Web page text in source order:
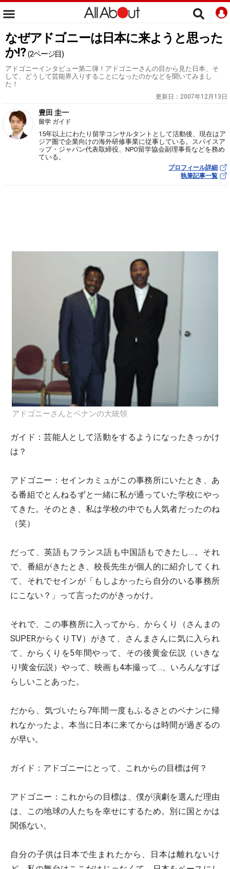
なぜアドゴニーは日本に来ようと思った
か!? (2ページ目)
アドゴニーインタビュー第二弾！アドゴニーさんの目から見た日本、そ
して、どうして芸能界入りすることになったのかなどを聞いてみまし
た！
更新日： 2007年12月13日
豊田 圭一
留学 ガイド
15年以上にわたり留学コンサルタントとして活動後、現在はア
ジア圏で企業向けの海外研修事業に従事している。スパイスア
ップ・ジャパン代表取締役、NPO留学協会副理事長などを務め
ている。
プロフィール詳細
執筆記事一覧
アドゴニーさんとベナンの大統領
ガイド：芸能人として活動をするようになったきっかけ
は？
アドゴニー： セインカミュがこの事務所にいたとき、あ
る番組でとんねるずと一緒に私が通っていた学校にやっ
てきた。そのとき、私は学校の中でも人気者だったのね
（笑）
だって、英語もフランス語も中国語もできたし…。それ
で、番組がきたとき、校長先生が個人的に紹介してくれ
て、それでセインが「もしよかったら自分のいる事務所
にこない？」って言ったのがきっかけ。
それで、この事務所に入ってから、からくり（さんまの
SUPERからくりTV）がきて、さんまさんに気に入られ
て、からくりを5年間やって、その後黄金伝説（いきな
り!黄金伝説）やって、映画も4本撮って…、いろんなすば
らしいことあった。
だから、気づいたら7年間一度もふるさとのベナンに帰
れなかったよ。本当に日本に来てからは時間が過ぎるの
が早い。
ガイド： アドゴニーにとって、これからの目標は何？
アドゴニー： これからの目標は、僕が演劇を選んだ理由
は、この地球の人たちを幸せにするため。別に国とかは
関係ない。
自分の子供は日本で生まれたから、日本は離れないけ